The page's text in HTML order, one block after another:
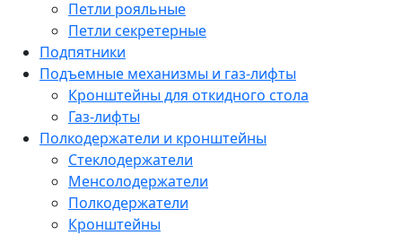
Петли рояльные
Петли секретерные
Подпятники
Подъемные механизмы и газ-лифты
Кронштейны для откидного стола
Газ-лифты
Полкодержатели и кронштейны
Стеклодержатели
Менсолодержатели
Полкодержатели
Кронштейны